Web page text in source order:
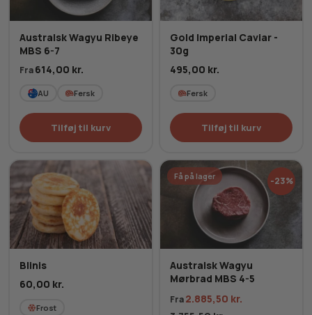
Australsk Wagyu Ribeye
MBS 6-7
Fra614,00 kr.
AU Fersk
Tilføj til kurv
Gold Imperial Caviar -
30g
495,00 kr.
Fersk
Tilføj til kurv
Blinis
60,00 kr.
Frost
Få på lager -23%
Australsk Wagyu
Mørbrad MBS 4-5
Fra2.885,50 kr.